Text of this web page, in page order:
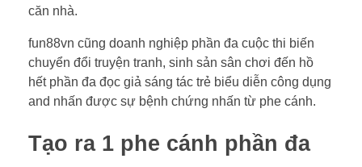
căn nhà.
fun88vn cũng doanh nghiệp phần đa cuộc thi biến
chuyển đổi truyện tranh, sinh sản sân chơi đến hồ
hết phần đa đọc giả sáng tác trẻ biểu diễn công dụng
and nhấn được sự bệnh chứng nhấn từ phe cánh.
Tạo ra 1 phe cánh phần đa